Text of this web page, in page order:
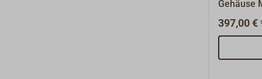
Gehäuse
zweifach
hat ein
mit einer
397,00 €